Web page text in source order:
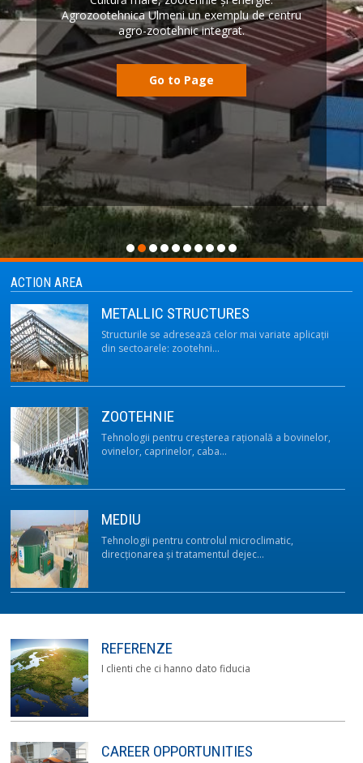
Agrozootehnica Ulmeni un exemplu de centru
agro-zootehnic integrat.
Go to Page
ACTION AREA
METALLIC STRUCTURES
Structurile se adresează celor mai variate aplicaţii
din sectoarele: zootehni…
ZOOTEHNIE
Tehnologii pentru creşterea raţională a bovinelor,
ovinelor, caprinelor, caba…
MEDIU
Tehnologii pentru controlul microclimatic,
direcţionarea şi tratamentul dejec…
REFERENZE
I clienti che ci hanno dato fiducia
CAREER OPPORTUNITIES